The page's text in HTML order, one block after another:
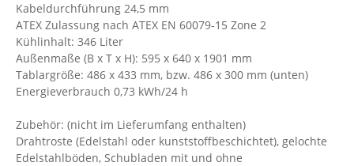
Kabeldurchführung 24,5 mm
ATEX Zulassung nach ATEX EN 60079-15 Zone 2
Kühlinhalt: 346 Liter
Außenmaße (B x T x H): 595 x 640 x 1901 mm
Tablargröße: 486 x 433 mm, bzw. 486 x 300 mm (unten)
Energieverbrauch 0,73 kWh/24 h
Zubehör: (nicht im Lieferumfang enthalten)
Drahtroste (Edelstahl oder kunststoffbeschichtet), gelochte
Edelstahlböden, Schubladen mit und ohne